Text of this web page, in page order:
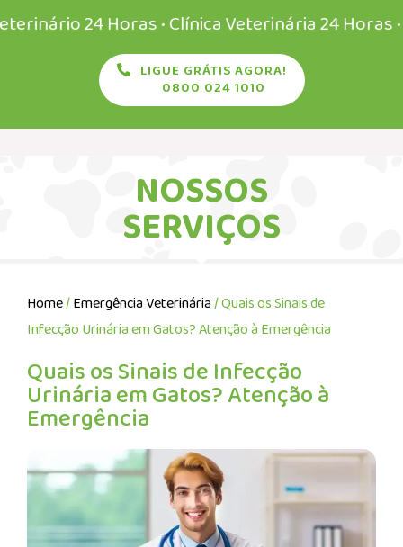
24 Horas • Clínica Veterinária 24 Horas •
LIGUE GRÁTIS AGORA!
0800 024 1010
NOSSOS
SERVIÇOS
Home/Emergência Veterinária/ Quais os Sinais de
Infecção Urinária em Gatos? Atenção à Emergência
Quais os Sinais de Infecção
Urinária em Gatos? Atenção à
Emergência